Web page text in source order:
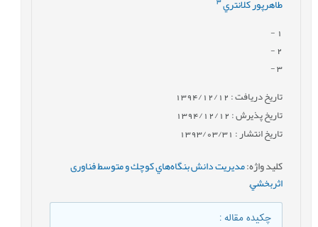
طاهرپور كلانتري
-
2
-
3
-
تاریخ دریافت : 1394/12/12
تاریخ پذیرش : 1394/12/12
تاریخ انتشار : 1393/03/31
کلید واژه:مديريت دانش بنگاه‌هاي كوچك و متوسط فناوری
اثربخشي,
چکیده مقاله: